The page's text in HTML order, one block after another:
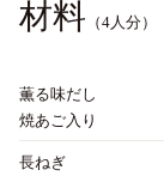
材料 （4人分）
薫る味だし
焼あご入り
長ねぎ